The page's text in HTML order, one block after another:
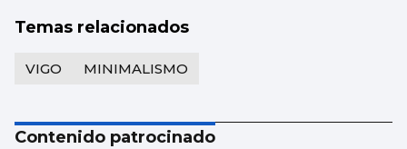
Temas relacionados
VIGO MINIMALISMO
Contenido patrocinado